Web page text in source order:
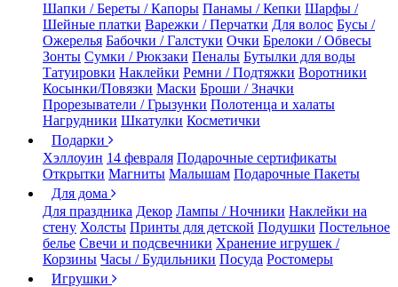
Шапки / Береты / Капоры Панамы / Кепки Шарфы /
Шейные платки Варежки / Перчатки Для волос Бусы /
Ожерелья Бабочки / Галстуки Очки Брелоки / Обвесы
Зонты Сумки / Рюкзаки Пеналы Бутылки для воды
Татуировки Наклейки Ремни / Подтяжки Воротники
Косынки/Повязки Маски Броши / Значки
Прорезыватели / Грызунки Полотенца и халаты
Нагрудники Шкатулки Косметички
Подарки
Хэллоуин 14 февраля Подарочные сертификаты
Открытки Магниты Малышам Подарочные Пакеты
Для дома
Для праздника Декор Лампы / Ночники Наклейки на
стену Холсты Принты для детской Подушки Постельное
белье Свечи и подсвечники Хранение игрушек /
Корзины Часы / Будильники Посуда Ростомеры
Игрушки